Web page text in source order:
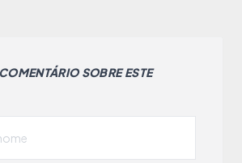
SOBRE ESTE